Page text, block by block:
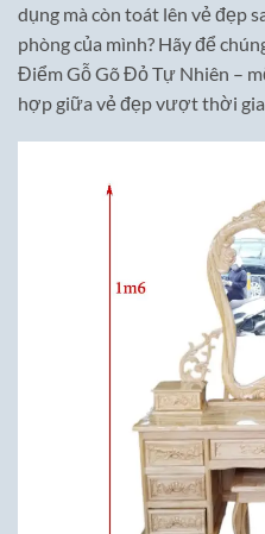
dụng mà còn toát lên vẻ đẹp
phòng của mình? Hãy để
Điểm Gỗ Gõ Đỏ Tự Nhiên –
hợp giữa vẻ đẹp vượt thời